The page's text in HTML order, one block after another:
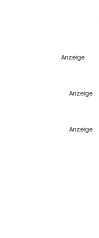
Anzeige
Anzeige
Anzeige